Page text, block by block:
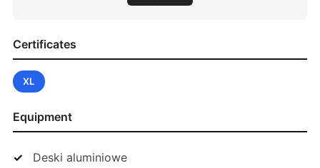
Certificates
XL
Equipment
Deski aluminiowe